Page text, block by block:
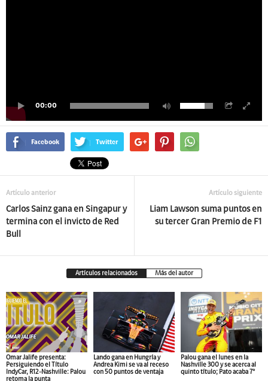
00:00
Facebook Twitter
Artículo anterior
Carlos Sainz gana en Singapur y
termina con el invicto de Red
Bull
Artículo siguiente
Liam Lawson suma puntos en
su tercer Gran Premio de F1
Artículos relacionados Más del autor
Omar Jalife presenta:
Persiguiendo el Título
IndyCar, R12-Nashville: Palou
Lando gana en Hungría y
Andrea Kimi se va al receso
con 50 puntos de ventaja
Palou gana el lunes en la
Nashville 300 y se acerca al
quinto título; Pato acaba 7°